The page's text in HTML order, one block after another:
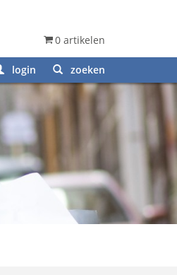
0 artikelen
login zoeken